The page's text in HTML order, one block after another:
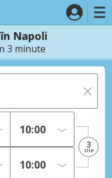
Napoli
3 minute
3
zile